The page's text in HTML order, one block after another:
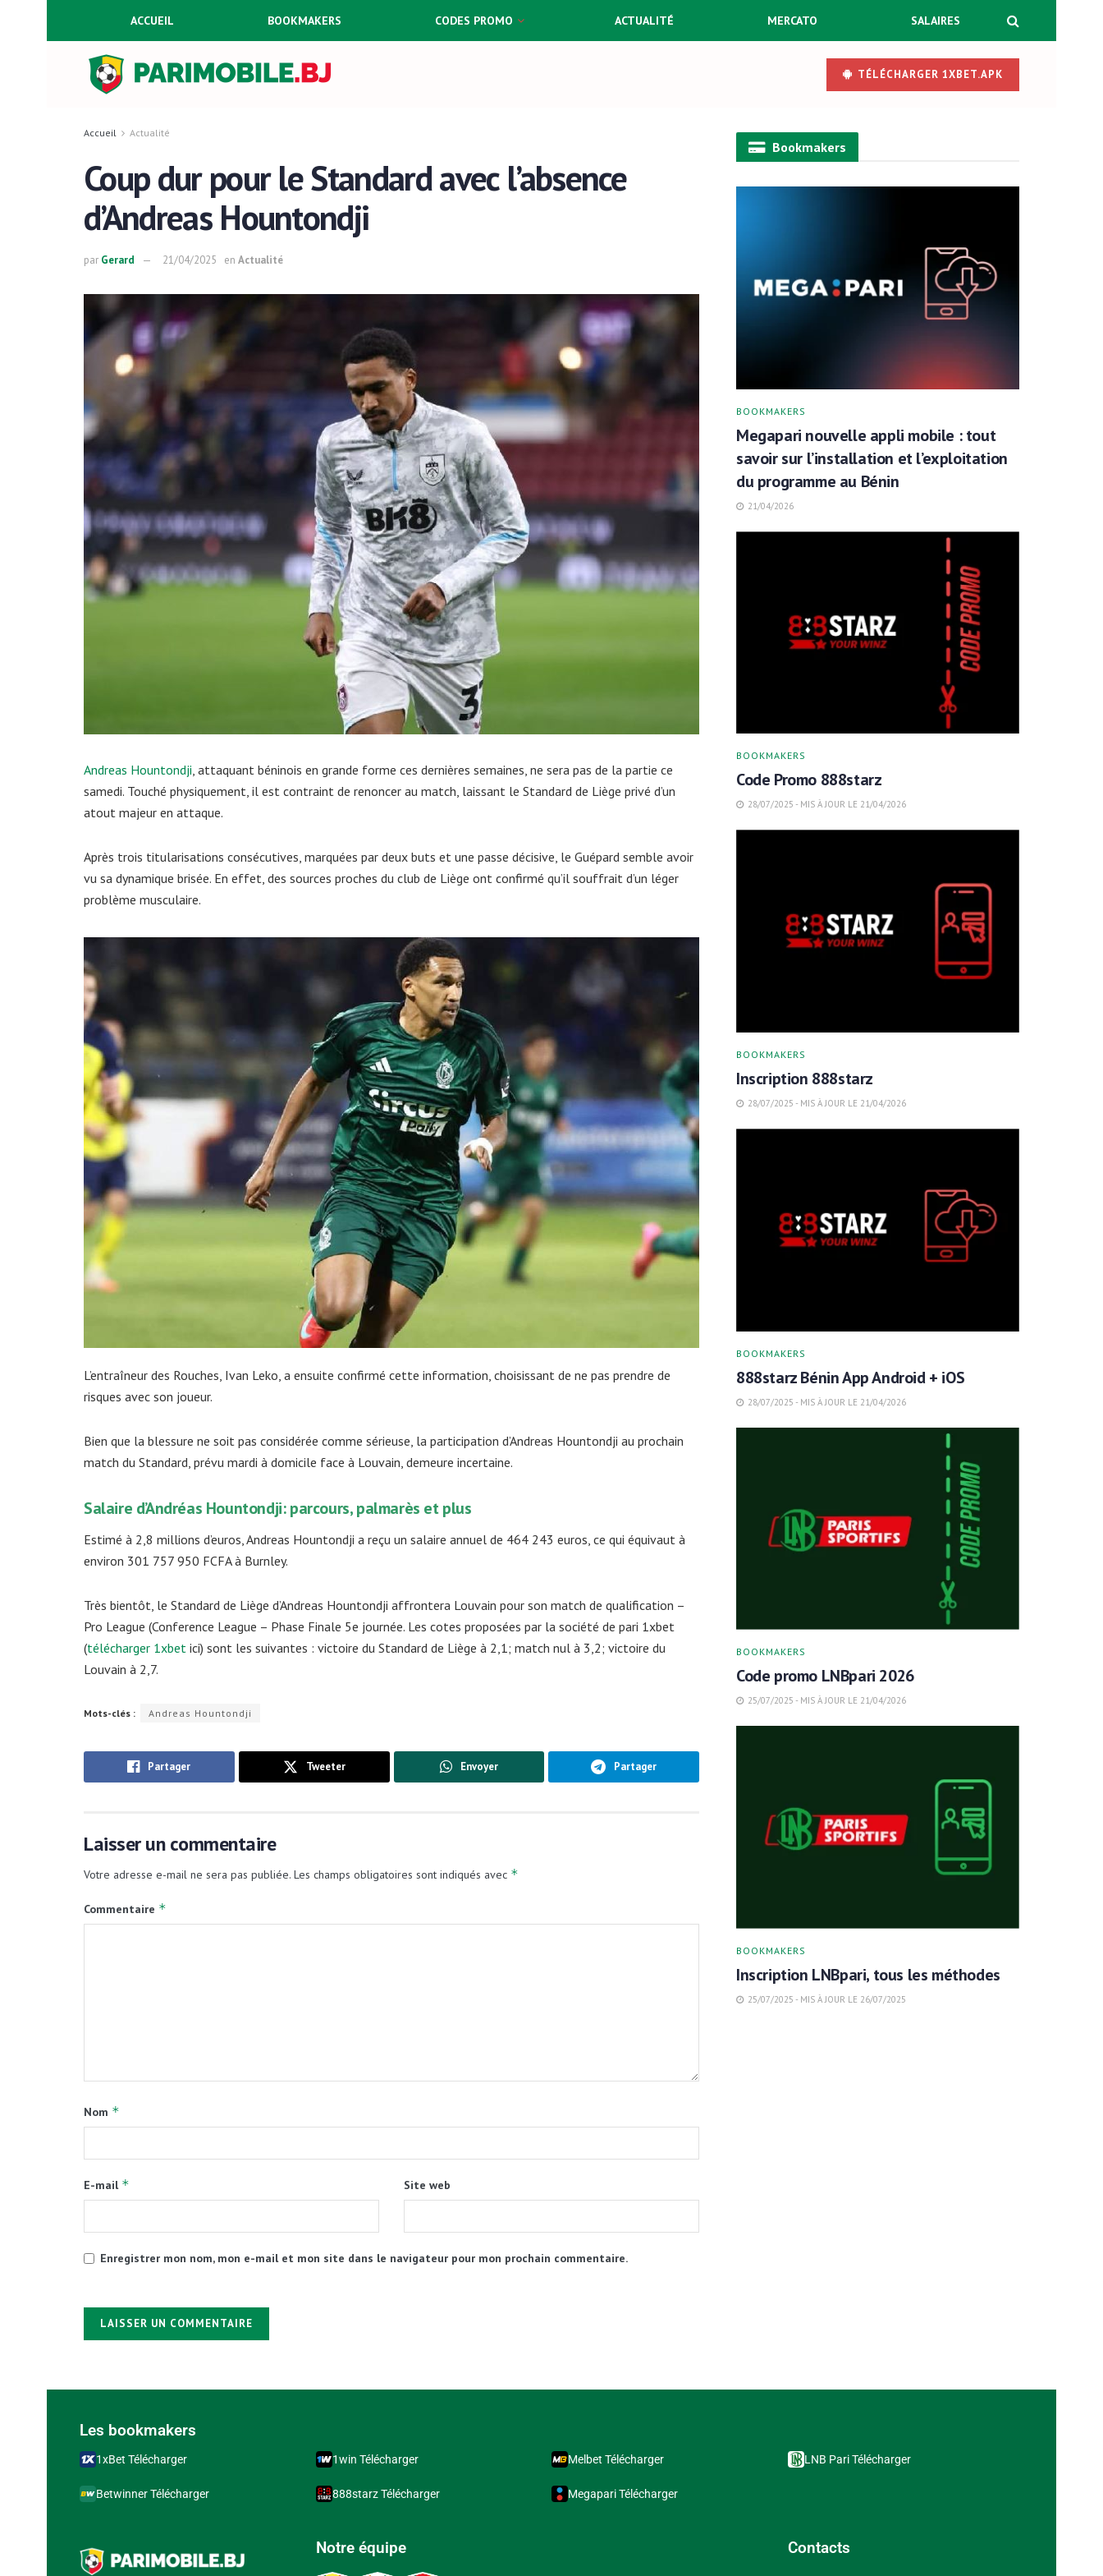
ACCUEIL BOOKMAKERS CODES PROMO ACTUALITÉ MERCATO SALAIRES
TÉLÉCHARGER 1XBET.APK
Accueil Actualité
Coup dur pour le Standard avec l’absence
d’Andreas Hountondji
par Gerard 21/04/2025 en Actualité
Andreas Hountondji , attaquant béninois en grande forme ces dernières semaines, ne sera pas de la partie ce
samedi. Touché physiquement, il est contraint de renoncer au match, laissant le Standard de Liège privé d’un
atout majeur en attaque.
Après trois titularisations consécutives, marquées par deux buts et une passe décisive, le Guépard semble avoir
vu sa dynamique brisée. En effet, des sources proches du club de Liège ont confirmé qu’il souffrait d’un léger
problème musculaire.
L’entraîneur des Rouches, Ivan Leko, a ensuite confirmé cette information, choisissant de ne pas prendre de
risques avec son joueur.
Bien que la blessure ne soit pas considérée comme sérieuse, la participation d’Andreas Hountondji au prochain
match du Standard, prévu mardi à domicile face à Louvain, demeure incertaine.
Salaire d’Andréas Hountondji: parcours, palmarès et plus
Estimé à 2,8 millions d’euros, Andreas Hountondji a reçu un salaire annuel de 464 243 euros, ce qui équivaut à
environ 301 757 950 FCFA à Burnley.
Très bientôt, le Standard de Liège d’Andreas Hountondji affrontera Louvain pour son match de qualification –
Pro League (Conference League – Phase Finale 5e journée. Les cotes proposées par la société de pari 1xbet
(télécharger 1xbet ici) sont les suivantes : victoire du Standard de Liège à 2,1; match nul à 3,2; victoire du
Louvain à 2,7.
Mots-clés : Andreas Hountondji
Partager Tweeter Envoyer Partager
Laisser un commentaire
Votre adresse e-mail ne sera pas publiée. Les champs obligatoires sont indiqués avec *
Commentaire *
Nom *
E-mail * Site web
Enregistrer mon nom, mon e-mail et mon site dans le navigateur pour mon prochain commentaire.
Bookmakers
BOOKMAKERS
Megapari nouvelle appli mobile : tout
savoir sur l’installation et l’exploitation
du programme au Bénin
21/04/2026
BOOKMAKERS
Code Promo 888starz
28/07/2025 - MIS À JOUR LE 21/04/2026
BOOKMAKERS
Inscription 888starz
28/07/2025 - MIS À JOUR LE 21/04/2026
BOOKMAKERS
888starz Bénin App Android + iOS
28/07/2025 - MIS À JOUR LE 21/04/2026
BOOKMAKERS
Code promo LNBpari 2026
25/07/2025 - MIS À JOUR LE 21/04/2026
BOOKMAKERS
Inscription LNBpari, tous les méthodes
25/07/2025 - MIS À JOUR LE 26/07/2025
Les bookmakers
1xBet Télécharger
Betwinner Télécharger
1win Télécharger
888starz Télécharger
Melbet Télécharger
Megapari Télécharger
LNB Pari Télécharger
Notre équipe Contacts